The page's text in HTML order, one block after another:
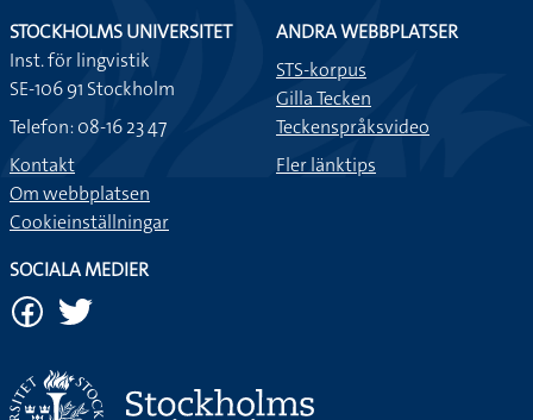
STOCKHOLMS UNIVERSITET
Inst. för lingvistik
SE-106 91 Stockholm
Telefon: 08-16 23 47
Kontakt
Om webbplatsen
Cookieinställningar
ANDRA WEBBPLATSER
STS-korpus
Gilla Tecken
Teckenspråksvideo
Fler länktips
SOCIALA MEDIER